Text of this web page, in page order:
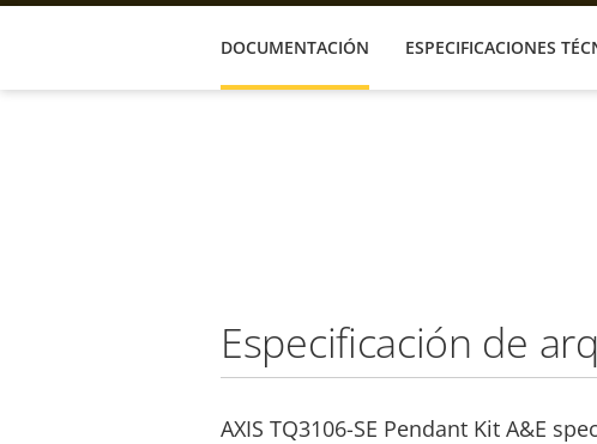
DOCUMENTACIÓN ESPECIFICACIONES
Especificación de
AXIS TQ3106-SE Pendant Kit A&E